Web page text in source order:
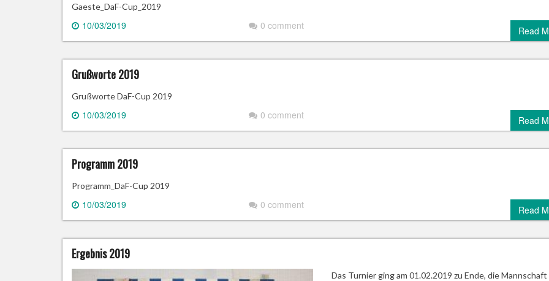
Gaeste_DaF-Cup_2019
10/03/2019 0 comment Read
Grußworte 2019
Grußworte DaF-Cup 2019
10/03/2019 0 comment Read
Programm 2019
Programm_DaF-Cup 2019
10/03/2019 0 comment Read
Ergebnis 2019
Das Turnier ging am 01.02.2019 zu Ende, die Mannschaft